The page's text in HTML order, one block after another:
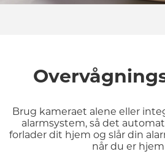
Brug kameraet alene eller
alarmsystem, så det
forlader dit hjem og slår din
når du er